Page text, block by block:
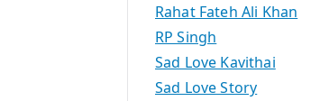
Rahat Fateh Ali Khan
RP Singh
Sad Love Kavithai
Sad Love Story